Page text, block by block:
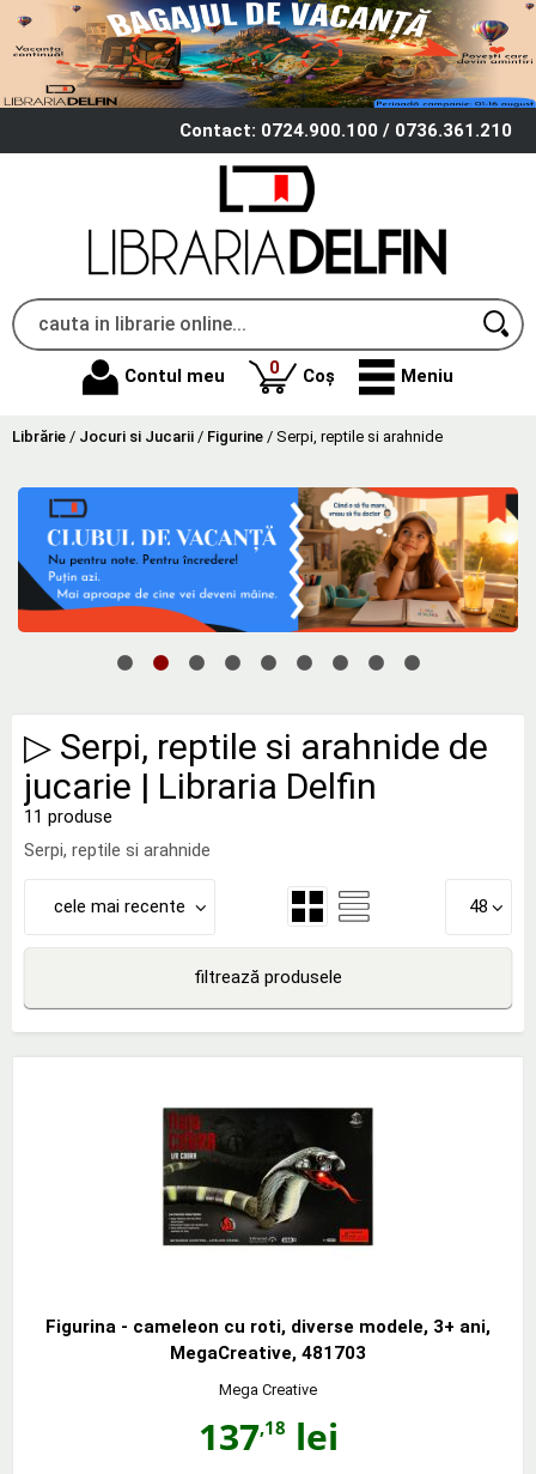
Contact: 0724.900.100 / 0736.361.210
Contul meu 0produse
Coș Meniu
Librărie / Jocuri si Jucarii / Figurine / Serpi, reptile si arahnide
▷ Serpi, reptile si arahnide de
jucarie | Libraria Delfin
11 produse
Serpi, reptile si arahnide
cele mai recente 48
filtrează produsele
Figurina - cameleon cu roti, diverse modele, 3+ ani,
MegaCreative, 481703
Mega Creative
137,18 lei